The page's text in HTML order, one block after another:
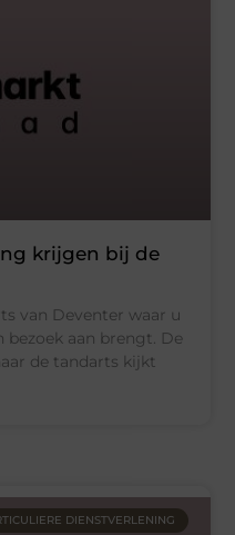
krijgen bij de
van Deventer waar u
aan brengt. De
de tandarts kijkt
DIENSTVERLENING